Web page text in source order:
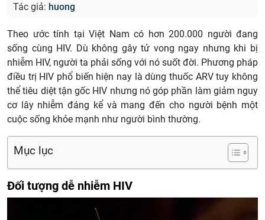
Tác giả: huong
Theo ước tính tại Việt Nam có hơn 200.000 người đang
sống cùng HIV. Dù không gây tử vong ngay nhưng khi bị
nhiễm HIV, người ta phải sống với nó suốt đời. Phương pháp
điều trị HIV phổ biến hiện nay là dùng thuốc ARV tuy không
thể tiêu diệt tận gốc HIV nhưng nó góp phần làm giảm nguy
cơ lây nhiễm đáng kể và mang đến cho người bệnh một
cuộc sống khỏe mạnh như người bình thường.
Mục lục
Đối tượng dễ nhiễm HIV